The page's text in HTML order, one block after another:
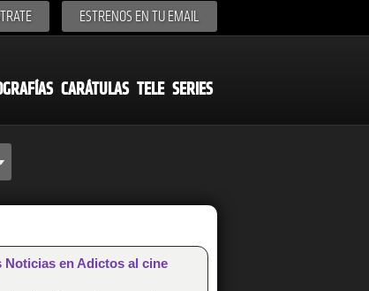
ESTRENOS EN TU EMAIL
CARÁTULAS TELE SERIES
Noticias en Adictos al cine